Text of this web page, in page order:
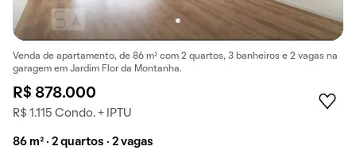
Venda de apartamento, de 86 m² com 2 quartos, 3 banheiros e 2 vagas na
garagem em Jardim Flor da Montanha.
R$ 878.000
R$ 1.115 Condo. + IPTU
86 m² · 2 quartos · 2 vagas